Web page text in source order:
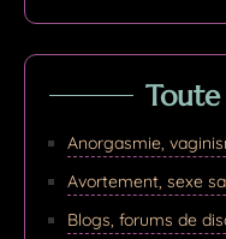
Anorgasmie,
Avortement, sexe
Blogs, forums de